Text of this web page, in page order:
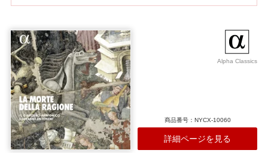
ら瑞々しく伝えてくれます。 なにしろタイトルは「四つのヴァイオリ
ン」。一見かなり珍しい編成のようですが、実は世紀初頭のガブリエ
ーリによる副合唱形式の応用（トリオ・ソナタ編成×2部）をはじめ、
ヴィオラを用いず4挺が対等に音を交わしあう曲が意外に多い17世
紀。初期バロックの中軸を担うマリーニやカステッロ、ウッチェリー
ニといった定番の異才たちによる思わぬ編成の曲のあいだ、カヴァッ
リやロッシら声楽の天才たちの作品も盛り込まれ、歌をめざしたヴァ
イオリン音楽の至芸にも心そそられること間違いなし。 鍵盤のヨア
ン・ムーランやブリス・サイーら、Ricercarでソロ録音もリリースし
てきた俊才が居並ぶ、頼もしい演奏陣での録音です。
収録作曲家：
Alpha Classics
商品番号：NYCX-10060
詳細ページを見る